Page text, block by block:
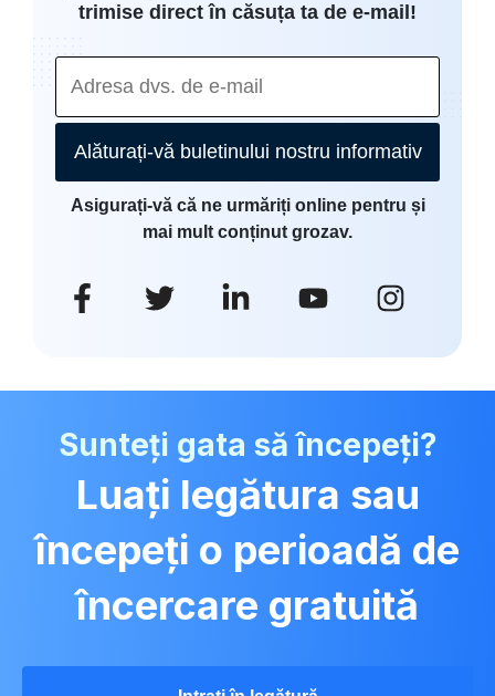
trimise direct în căsuța ta de e-mail!
Alăturați-vă buletinului nostru informativ
Asigurați-vă că ne urmăriți online pentru și
mai mult conținut grozav.
Sunteți gata să începeți?
Luați legătura sau
începeți o perioadă de
încercare gratuită